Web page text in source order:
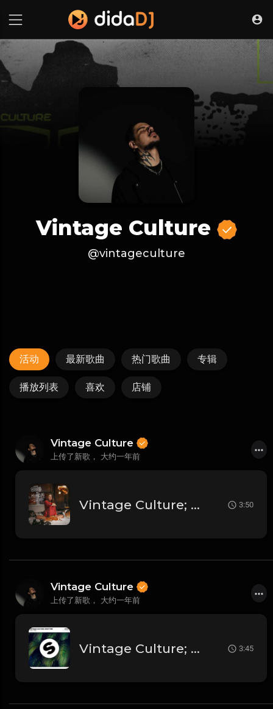
Vintage Culture
@vintageculture
活动 最新歌曲 热门歌曲 专辑
播放列表 喜欢 店铺
Vintage Culture
上传了新歌， 大约一年前
Vintage Culture; Zerky; Cherub - Doses & Mimosas (Vintage Culture & Zerky Remix) (Radio Edit) 3:50
Vintage Culture
上传了新歌， 大约一年前
Vintage Culture; Rooftime - I Will Find 3:45